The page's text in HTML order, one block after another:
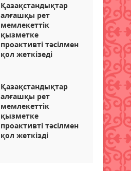
Қазақстандықтар
алғашқы рет
мемлекеттік
қызметке
проактивті тәсілмен
қол жеткізеді
Қазақстандықтар
алғашқы рет
мемлекеттік
қызметке
проактивті тәсілмен
қол жеткізді